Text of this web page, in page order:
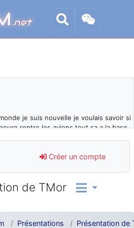
.net
je suis nouvelle je voulais savoir si
rentre les avions tout sa a la base
blocages du site ces derniers
contre le spam et les bots trop nocifs
bannière
> lesquels ? je ne suis pas sûr de
Créer un compte
de TMor
Présentations Présentation de